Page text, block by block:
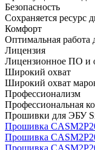
Безопасность
Сохраняется ресурс
Комфорт
Оптимальная
Лицензия
Лицензионное ПО и
Широкий охват
Широкий охват
Профессионализм
Профессиональная
Прошивки для ЭБУ
Прошивка
Прошивка
Прошивка